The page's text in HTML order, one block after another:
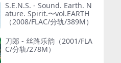
S.E.N.S. - Sound. Earth. N
ature. Spirit.〜vol.EARTH
（2008/FLAC/分轨/389M）
刀郎 - 丝路乐韵（2001/FLA
C/分轨/278M）